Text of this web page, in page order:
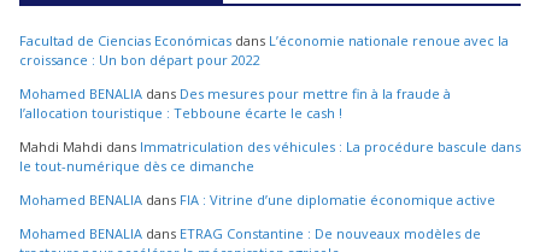
Facultad de Ciencias Económicas dans L’économie nationale renoue avec la
croissance : Un bon départ pour 2022
Mohamed BENALIA dans Des mesures pour mettre fin à la fraude à
l’allocation touristique : Tebboune écarte le cash !
Mahdi Mahdi dans Immatriculation des véhicules : La procédure bascule dans
le tout-numérique dès ce dimanche
Mohamed BENALIA dans FIA : Vitrine d’une diplomatie économique active
Mohamed BENALIA dans ETRAG Constantine : De nouveaux modèles de